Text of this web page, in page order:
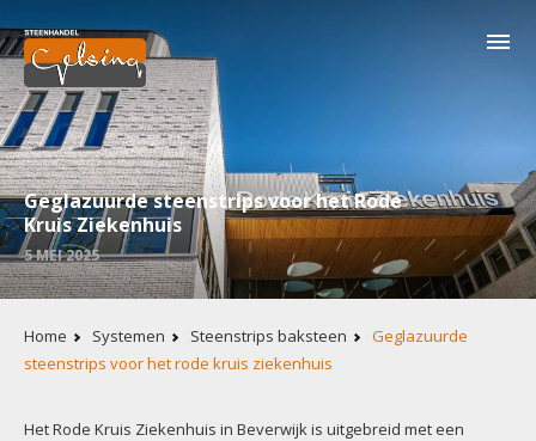
en
naar
de
inhoud
gaan
Geglazuurde steenstrips voor het Rode
Kruis Ziekenhuis
5 MEI 2025
Kruimelpad
Home Systemen Steenstrips baksteen
Geglazuurde
steenstrips voor het rode kruis ziekenhuis
Inhoud
Het Rode Kruis Ziekenhuis in Beverwijk is uitgebreid met een